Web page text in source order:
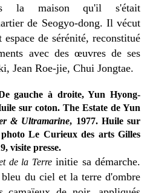
la maison qu'il s'était
de Seogyo-dong. Il vécut
de sérénité, reconstitué
avecdes œuvres de ses
Jean Roe-jie, Chui Jongtae.
gauche à droite, Yun Hyong-
sur coton. The Estate de Yun
& Ultramarine, 1977. Huile sur
Le Curieux des arts Gilles
visite presse.
de la Terreinitie sa démarche.
du ciel et la terre d'ombre